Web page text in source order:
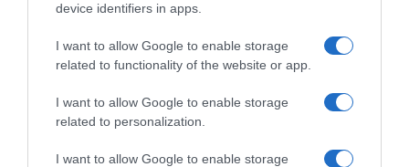
device identifiers in apps.
I want to allow Google to enable storage
related to functionality of the website or app.
I want to allow Google to enable storage
related to personalization.
I want to allow Google to enable storage
ΕΛΛΑΔΑ
Συγκέντρωση για τα Τέμπη: Κουκουλοφόροι
ρίχνουν κάτω και χτυπούν αστυνομικό – Δείτε
το βίντεο
Εννέα τραυματίες στα επεισόδια, μεταξύ τους δύο